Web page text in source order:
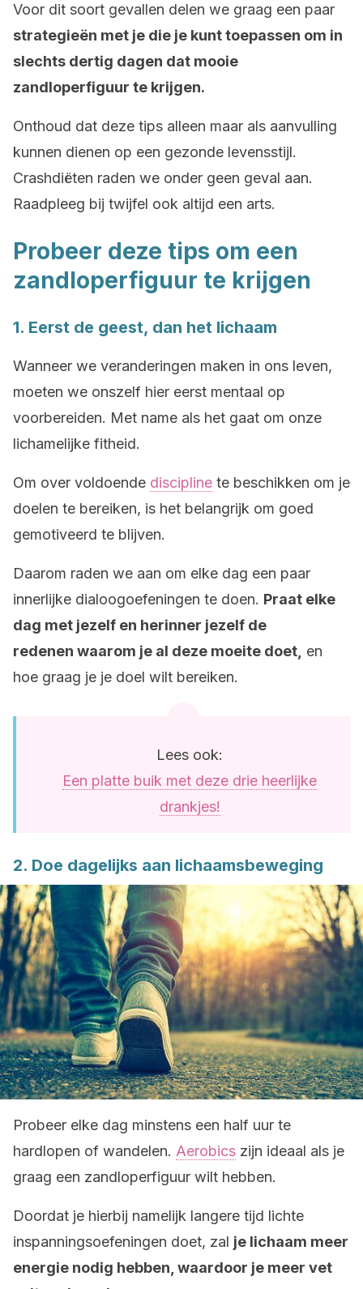
Voor dit soort gevallen delen we graag een paar
strategieën met je die je kunt toepassen om in
slechts dertig dagen dat mooie
zandloperfiguur te krijgen.
Onthoud dat deze tips alleen maar als aanvulling
kunnen dienen op een gezonde levensstijl.
Crashdiëten raden we onder geen geval aan.
Raadpleeg bij twijfel ook altijd een arts.
Probeer deze tips om een
zandloperfiguur te krijgen
1. Eerst de geest, dan het lichaam
Wanneer we veranderingen maken in ons leven,
moeten we onszelf hier eerst mentaal op
voorbereiden. Met name als het gaat om onze
lichamelijke fitheid.
Om over voldoende discipline te beschikken om je
doelen te bereiken, is het belangrijk om goed
gemotiveerd te blijven.
Daarom raden we aan om elke dag een paar
innerlijke dialoogoefeningen te doen. Praat elke
dag met jezelf en herinner jezelf de
redenen waarom je al deze moeite doet, en
hoe graag je je doel wilt bereiken.
Lees ook:
Een platte buik met deze drie heerlijke
drankjes!
2. Doe dagelijks aan lichaamsbeweging
Probeer elke dag minstens een half uur te
hardlopen of wandelen. Aerobics zijn ideaal als je
graag een zandloperfiguur wilt hebben.
Doordat je hierbij namelijk langere tijd lichte
inspanningsoefeningen doet, zal je lichaam meer
energie nodig hebben, waardoor je meer vet